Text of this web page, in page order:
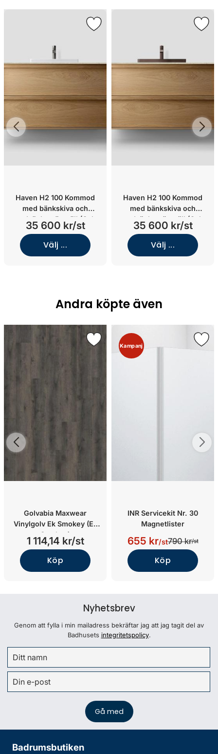
Haven H2 100 Kommod
med bänkskiva och
nedsänkt tvättställ (Oak
Wood/Jura Select
White/Vit solid surface)
35 600 kr/st
Välj ...
Haven H2 100 Kommod
med bänkskiva och
nedsänkt tvättställ (Oak
Wood/Norrvange Light
Grey/Brons)
35 600 kr/st
Välj ...
Andra köpte även
Golvabia Maxwear
Vinylgolv Ek Smokey (Ek
Smokey)
1 114,14 kr/st
Köp
Kampanj
INR Servicekit Nr. 30
Magnetlister
655 kr/st790 kr/st
Köp
Nyhetsbrev
Genom att fylla i min mailadress bekräftar jag att jag tagit del av
Badhusets integritetspolicy.
Badrumsbutiken